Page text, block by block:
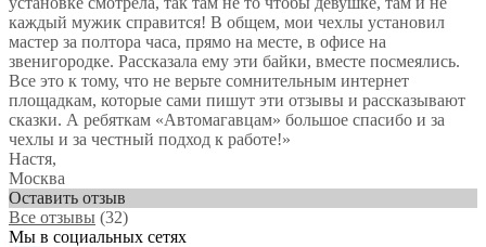
каждый мужик справится! В общем, мои чехлы установил
мастер за полтора часа, прямо на месте, в офисе на
звенигородке. Рассказала ему эти байки, вместе посмеялись.
Все это к тому, что не верьте сомнительным интернет
площадкам, которые сами пишут эти отзывы и рассказывают
сказки. А ребяткам «Автомагавцам» большое спасибо и за
чехлы и за честный подход к работе!»
Настя,
Москва
Оставить отзыв
Все отзывы (32)
Мы в социальных сетях